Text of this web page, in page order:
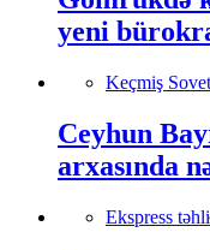
yeni
Keçmiş
Ceyhun
arxasında
Ekspress